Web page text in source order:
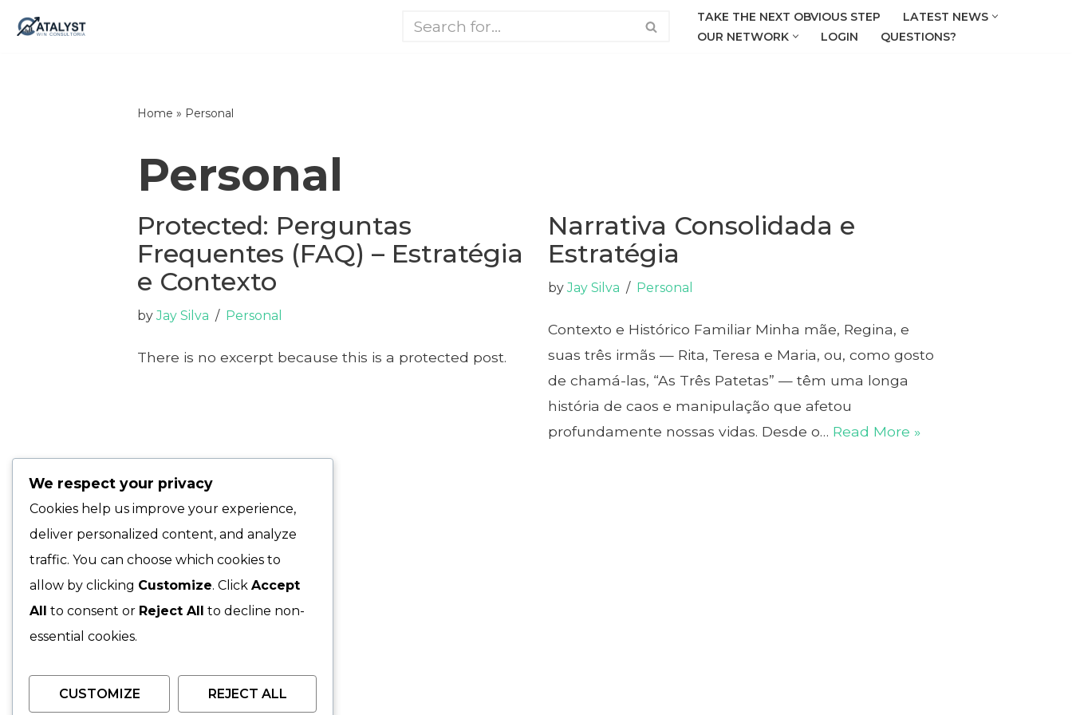
TAKE THE NEXT OBVIOUS STEP
LATEST NEWS
OUR NETWORK
LOGIN QUESTIONS?
Home » Personal
Personal
Protected: Perguntas
Frequentes (FAQ) – Estratégia
e Contexto
by Jay Silva Personal
There is no excerpt because this is a protected post.
Narrativa Consolidada e
Estratégia
by Jay Silva Personal
Contexto e Histórico Familiar Minha mãe, Regina, e
suas três irmãs — Rita, Teresa e Maria, ou, como gosto
de chamá-las, “As Três Patetas” — têm uma longa
história de caos e manipulação que afetou
profundamente nossas vidas. Desde o… Read More »
We respect your privacy
Cookies help us improve your experience,
deliver personalized content, and analyze
traffic. You can choose which cookies to
allow by clicking Customize. Click Accept
All
to consent or Reject All
to decline non-
essential cookies.
CUSTOMIZE REJECT ALL